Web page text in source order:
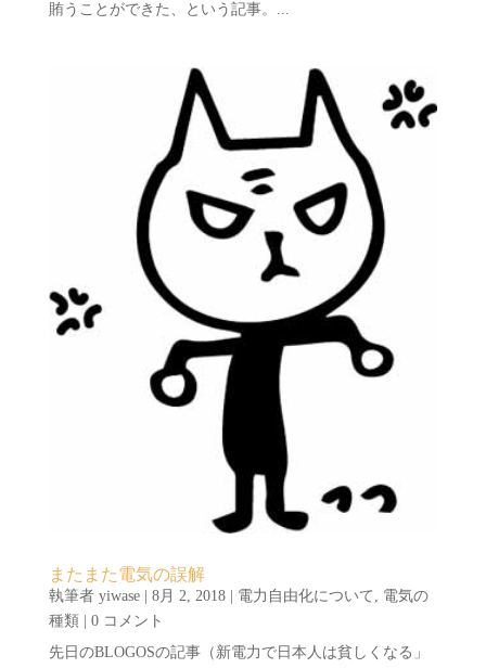
賄うことができた、という記事。...
またまた電気の誤解
執筆者 yiwase| 8月 2, 2018| 電力自由化について , 電気の
種類 | 0 コメント
先日のBLOGOSの記事（新電力で日本人は貧しくなる」